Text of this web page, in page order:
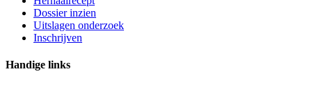
Dossier inzien
Uitslagen onderzoek
Inschrijven
Handige links